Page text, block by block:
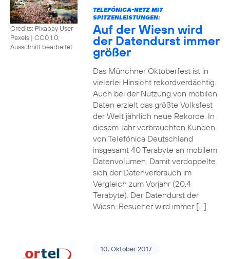
Credits: Pixabay User
Pexels | CC0 1.0,
Ausschnitt bearbeitet
TELEFÓNICA-NETZ MIT
SPITZENLEISTUNGEN:
Auf der Wiesn wird
der Datendurst immer
größer
Das Münchner Oktoberfest ist in
vielerlei Hinsicht rekordverdächtig.
Auch bei der Nutzung von mobilen
Daten erzielt das größte Volksfest
der Welt jährlich neue Rekorde. In
diesem Jahr verbrauchten Kunden
von Telefónica Deutschland
insgesamt 40 Terabyte an mobilem
Datenvolumen. Damit verdoppelte
sich der Datenverbrauch im
Vergleich zum Vorjahr (20,4
Terabyte). Der Datendurst der
Wiesn-Besucher wird immer […]
10. Oktober 2017